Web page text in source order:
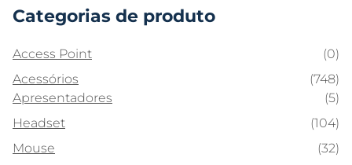
Categorias de produto
Access Point
(0)
Acessórios
(748)
Apresentadores
(5)
Headset
(104)
Mouse
(32)